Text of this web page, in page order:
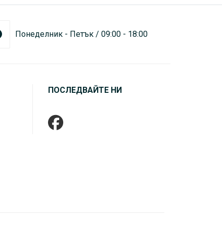
Понеделник - Петък / 09:00 - 18:00
ПОСЛЕДВАЙТЕ НИ